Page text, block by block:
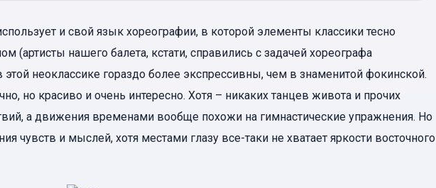
и свой язык хореографии, в которой элементы классики тесно
(артисты нашего балета, кстати, справились с задачей хореографа
неоклассике гораздо более экспрессивны, чем в знаменитой фокинской.
но красиво и очень интересно. Хотя – никаких танцев живота и прочих
а движения временами вообще похожи на гимнастические упражнения. Но
чувств и мыслей, хотя местами глазу все-таки не хватает яркости восточного